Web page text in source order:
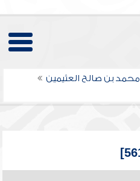
محمد بن صالح العثيمين